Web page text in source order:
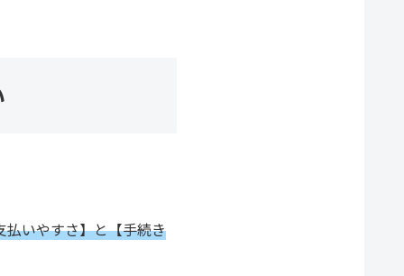
払いやすさ】と【手続き